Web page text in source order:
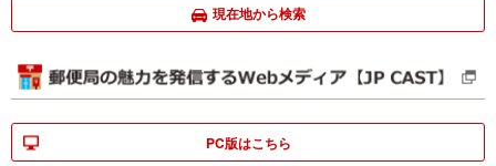
現在地から検索
PC版はこちら